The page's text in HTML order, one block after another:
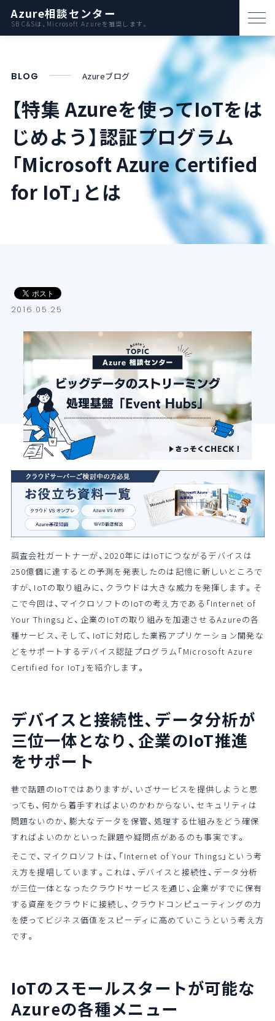
Azure相談センター
SB C&Sは、Microsoft Azureを推奨します。
パートナー支援
資料ダウンロード
お問い合わせ
Azureとは
AWS比較
ブログ
イベント・セミナー
よくある質問
SB C&Sの強み
BLOG Azureブログ
【特集 Azureを使ってIoTをは
じめよう】認証プログラム
「Microsoft Azure Certified
for IoT」とは
2016.05.25
調査会社ガートナーが、2020年にはIoTにつながるデバイスは
250億個に達するとの予測を発表したのは記憶に新しいところで
すが、IoTの取り組みに、クラウドは大きな威力を発揮します。そ
こで今回は、マイクロソフトのIoTの考え方である「Internet of
Your Things」と、企業のIoTの取り組みを加速させるAzureの各
種サービス、そして、IoTに対応した業務アプリケーション開発な
どをサポートするデバイス認証プログラム「Microsoft Azure
Certified for IoT」を紹介します。
デバイスと接続性、データ分析が
三位一体となり、企業のIoT推進
をサポート
巷で話題のIoTではありますが、いざサービスを提供しようと思
っても、何から着手すればよいのかわからない、セキュリティは
問題ないのか、膨大なデータを保管、処理する仕組みをどう確保
すればよいのかといった課題や疑問点があるのも事実です。
そこで、マイクロソフトは、「Internet of Your Things」という考
え方を提唱しています。これは、デバイスと接続性、データ分析
が三位一体となったクラウドサービスを通じ、企業がすでに保有
する資産をクラウドに接続し、クラウドコンピューティングの力
を使ってビジネス価値をスピーディに高めていこうという考え方
です。
IoTのスモールスタートが可能な
Azureの各種メニュー